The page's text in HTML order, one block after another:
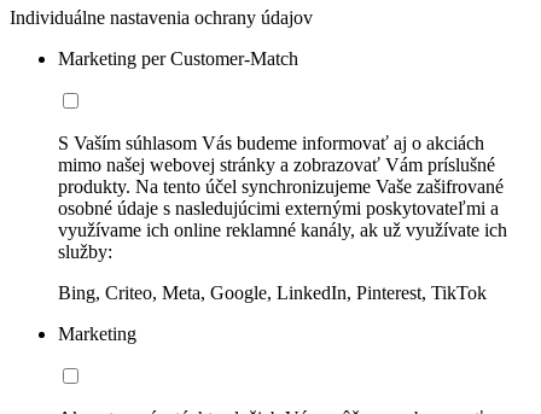
Individuálne nastavenia ochrany údajov
Marketing per Customer-Match
S Vaším súhlasom Vás budeme informovať aj o akciách
mimo našej webovej stránky a zobrazovať Vám príslušné
produkty. Na tento účel synchronizujeme Vaše zašifrované
osobné údaje s nasledujúcimi externými poskytovateľmi a
využívame ich online reklamné kanály, ak už využívate ich
služby:
Bing, Criteo, Meta, Google, LinkedIn, Pinterest, TikTok
Marketing